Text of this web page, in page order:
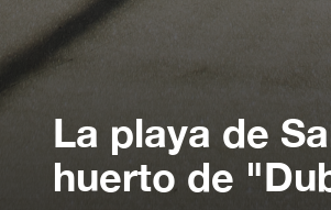
La playa de
huerto de